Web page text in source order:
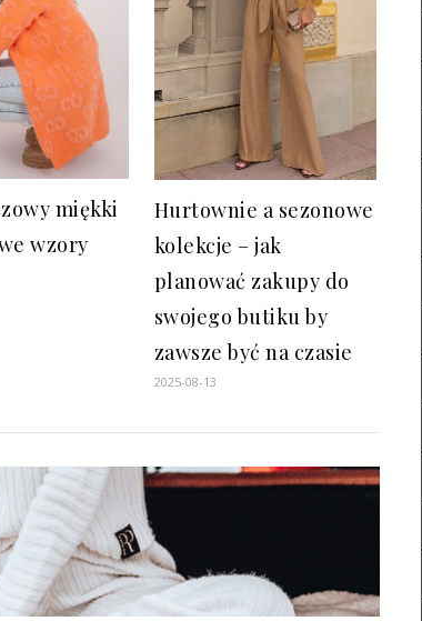
miękki
wzory
Hurtownie a sezonowe
kolekcje – jak
planować zakupy do
swojego butiku by
zawsze być na czasie
2025-08-13